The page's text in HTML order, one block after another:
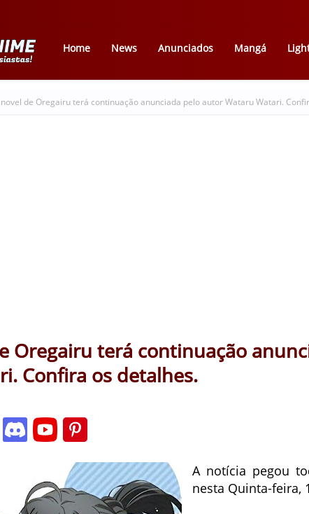
Home News Anunciados Mangá
de Oregairu terá continuação anunciada pelo autor Wataru Watari.
Oregairu terá continuação
Confira os detalhes.
A notícia pegou
nesta Quinta-feira,